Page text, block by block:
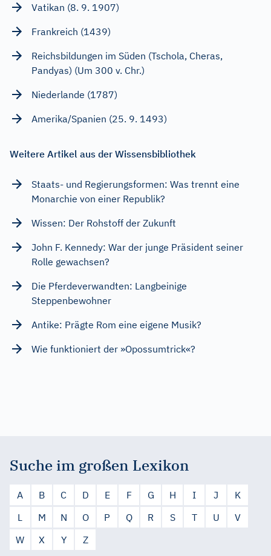
Vatikan (8. 9. 1907)
Frankreich (1439)
Reichsbildungen im Süden (Tschola, Cheras,
Pandyas) (Um 300 v. Chr.)
Niederlande (1787)
Amerika/Spanien (25. 9. 1493)
Weitere Artikel aus der Wissensbibliothek
Staats- und Regierungsformen: Was trennt eine
Monarchie von einer Republik?
Wissen: Der Rohstoff der Zukunft
John F. Kennedy: War der junge Präsident seiner
Rolle gewachsen?
Die Pferdeverwandten: Langbeinige
Steppenbewohner
Antike: Prägte Rom eine eigene Musik?
Wie funktioniert der »Opossumtrick«?
Suche im großen Lexikon
A B C D E F G H I J
K
L
M N O P Q R S T U
V
W
X Y Z